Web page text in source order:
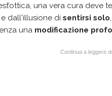
una vera cura deve
e dall'illusione di sentirsi solo
una modificazione
Continua a leggere